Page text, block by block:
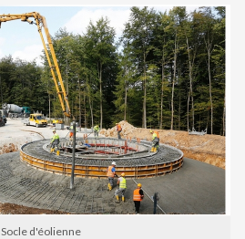
Socle d'éolienne